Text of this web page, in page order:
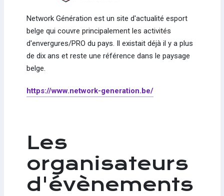
Network Génération est un site d'actualité esport
belge qui couvre principalement les activités
d'envergures/PRO du pays. Il existait déjà il y a plus
de dix ans et reste une référence dans le paysage
belge.
https://www.network-generation.be/
Les
organisateurs
d'évènements